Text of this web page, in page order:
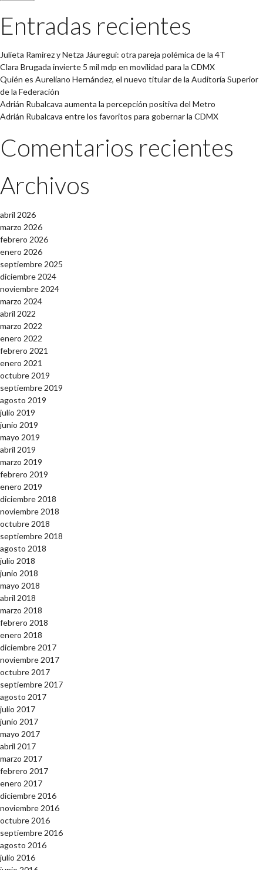
Entradas recientes
Julieta Ramírez y Netza Jáuregui: otra pareja polémica de la 4T
Clara Brugada invierte 5 mil mdp en movilidad para la CDMX
Quién es Aureliano Hernández, el nuevo titular de la Auditoría Superior
de la Federación
Adrián Rubalcava aumenta la percepción positiva del Metro
Adrián Rubalcava entre los favoritos para gobernar la CDMX
Comentarios recientes
Archivos
abril 2026
marzo 2026
febrero 2026
enero 2026
septiembre 2025
diciembre 2024
noviembre 2024
marzo 2024
abril 2022
marzo 2022
enero 2022
febrero 2021
enero 2021
octubre 2019
septiembre 2019
agosto 2019
julio 2019
junio 2019
mayo 2019
abril 2019
marzo 2019
febrero 2019
enero 2019
diciembre 2018
noviembre 2018
octubre 2018
septiembre 2018
agosto 2018
julio 2018
junio 2018
mayo 2018
abril 2018
marzo 2018
febrero 2018
enero 2018
diciembre 2017
noviembre 2017
octubre 2017
septiembre 2017
agosto 2017
julio 2017
junio 2017
mayo 2017
abril 2017
marzo 2017
febrero 2017
enero 2017
diciembre 2016
noviembre 2016
octubre 2016
septiembre 2016
agosto 2016
julio 2016